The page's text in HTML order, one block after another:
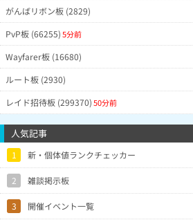
がんばリボン板 (2829)
PvP板 (66255)5分前
Wayfarer板 (16680)
ルート板 (2930)
レイド招待板 (299370)50分前
人気記事
1 新・個体値ランクチェッカー
2 雑談掲示板
3 開催イベント一覧